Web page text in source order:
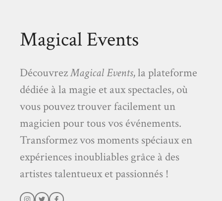
Magical Events
DécouvrezMagical Events, la plateforme
dédiée à la magie et aux spectacles, où
vous pouvez trouver facilement un
magicien pour tous vos événements.
Transformez vos moments spéciaux en
expériences inoubliables grâce à des
artistes talentueux et passionnés !